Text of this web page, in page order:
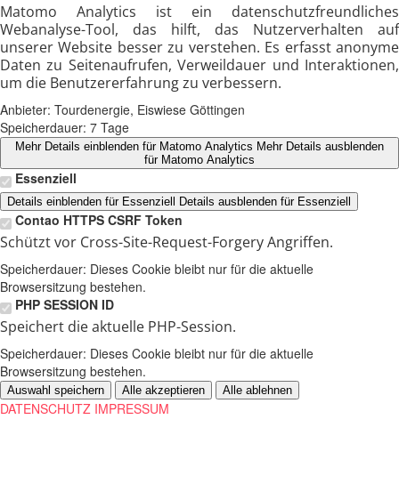
Matomo Analytics ist ein datenschutzfreundliches
Webanalyse-Tool, das hilft, das Nutzerverhalten auf
unserer Website besser zu verstehen. Es erfasst anonyme
Daten zu Seitenaufrufen, Verweildauer und Interaktionen,
um die Benutzererfahrung zu verbessern.
Anbieter: Tourdenergie, Eiswiese Göttingen
Speicherdauer: 7 Tage
Mehr Details einblenden für Matomo Analytics Mehr Details ausblenden
für Matomo Analytics
Essenziell
Details einblenden für Essenziell Details ausblenden für Essenziell
Contao HTTPS CSRF Token
Schützt vor Cross-Site-Request-Forgery Angriffen.
Speicherdauer: Dieses Cookie bleibt nur für die aktuelle
Browsersitzung bestehen.
PHP SESSION ID
Speichert die aktuelle PHP-Session.
Speicherdauer: Dieses Cookie bleibt nur für die aktuelle
Browsersitzung bestehen.
Auswahl speichern Alle akzeptieren Alle ablehnen
DATENSCHUTZ IMPRESSUM